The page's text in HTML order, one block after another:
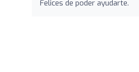
Felices de poder ayudarte.